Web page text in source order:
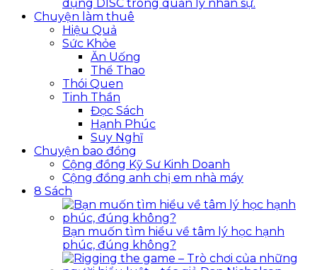
dụng DISC trong quản lý nhân sự.
Chuyện làm thuê
Hiệu Quả
Sức Khỏe
Ăn Uống
Thể Thao
Thói Quen
Tinh Thần
Đọc Sách
Hạnh Phúc
Suy Nghĩ
Chuyện bao đồng
Cộng đồng Kỹ Sư Kinh Doanh
Cộng đồng anh chị em nhà máy
8 Sách
Bạn muốn tìm hiểu về tâm lý học hạnh
phúc, đúng không?